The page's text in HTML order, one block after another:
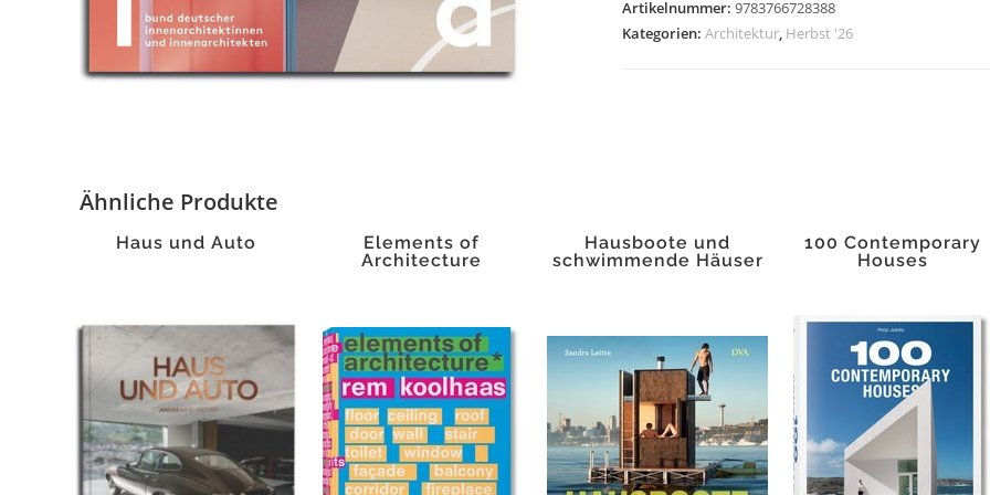
Ästhetik,
Artikelnummer:9783766728388
Kategorien:Architektur, Herbst '26
Ähnliche Produkte
Haus und Auto
Elements of
Architecture
Hausboote und
schwimmende Häuser
100 Contemporary
Houses